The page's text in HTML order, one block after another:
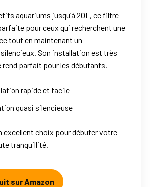
aquariums jusqu’à 20L, ce filtre
pour ceux qui recherchent une
tout en maintenant un
Son installation est très
rend parfait pour les débutants.
rapide et facile
quasi silencieuse
excellent choix pour débuter votre
tranquillité.
sur Amazon